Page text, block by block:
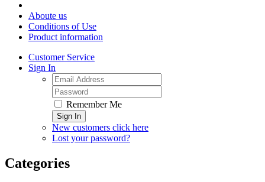
Aboute us
Conditions of Use
Product information
Customer Service
Sign In
Remember Me
Sign In
New customers click here
Lost your password?
Categories